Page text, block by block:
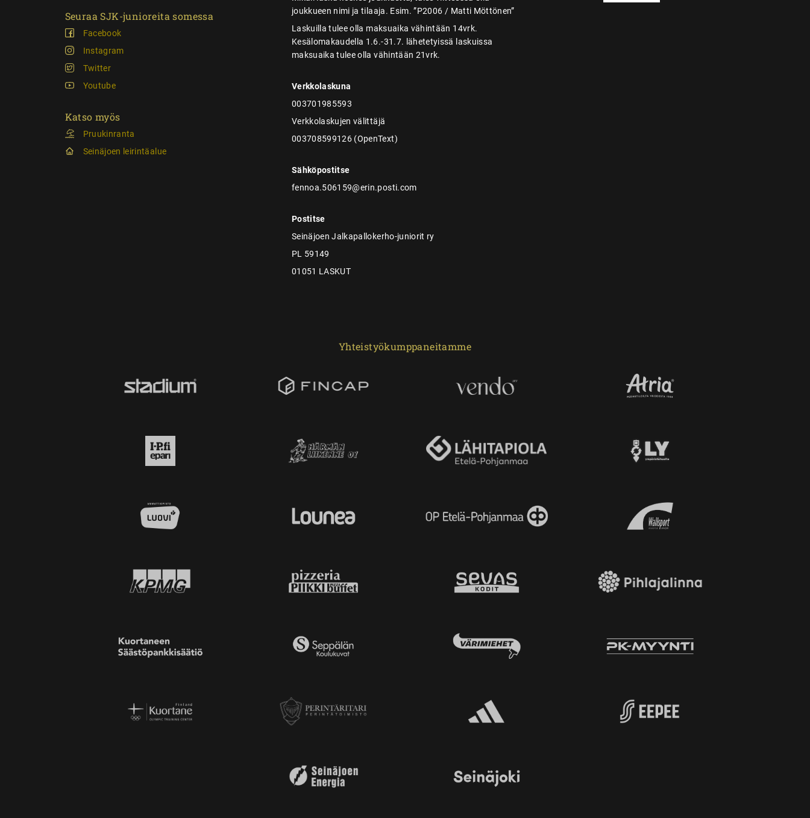
Seuraa SJK-junioreita somessa
Facebook
Instagram
Twitter
Youtube
Katso myös
Pruukinranta
Seinäjoen leirintäalue
joukkueen nimi ja tilaaja. Esim. ”P2006 / Matti Möttönen”
Laskuilla tulee olla maksuaika vähintään 14vrk.
Kesälomakaudella 1.6.-31.7. lähetetyissä laskuissa
maksuaika tulee olla vähintään 21vrk.
Verkkolaskuna
003701985593
Verkkolaskujen välittäjä
003708599126 (OpenText)
Sähköpostitse
fennoa.506159@erin.posti.com
Postitse
Seinäjoen Jalkapallokerho-juniorit ry
PL 59149
01051 LASKUT
Yhteistyökumppaneitamme